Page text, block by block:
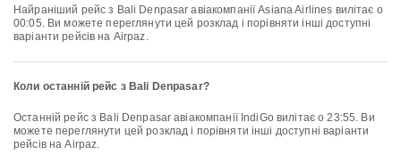
Найраніший рейс з Bali Denpasar авіакомпанії Asiana Airlines вилітає о
00:05. Ви можете переглянути цей розклад і порівняти інші доступні
варіанти рейсів на Airpaz.
Коли останній рейс з Bali Denpasar?
Останній рейс з Bali Denpasar авіакомпанії IndiGo вилітає о 23:55. Ви
можете переглянути цей розклад і порівняти інші доступні варіанти
рейсів на Airpaz.